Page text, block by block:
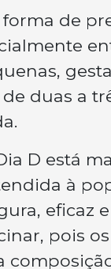
de
duas a
D está
à
eficaz
pois